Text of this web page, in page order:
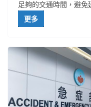
足夠的交通時間，避免
更多